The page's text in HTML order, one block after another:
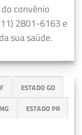
do convênio
2801-6163 e
sua saúde.
ESTADO GO
ESTADO PR